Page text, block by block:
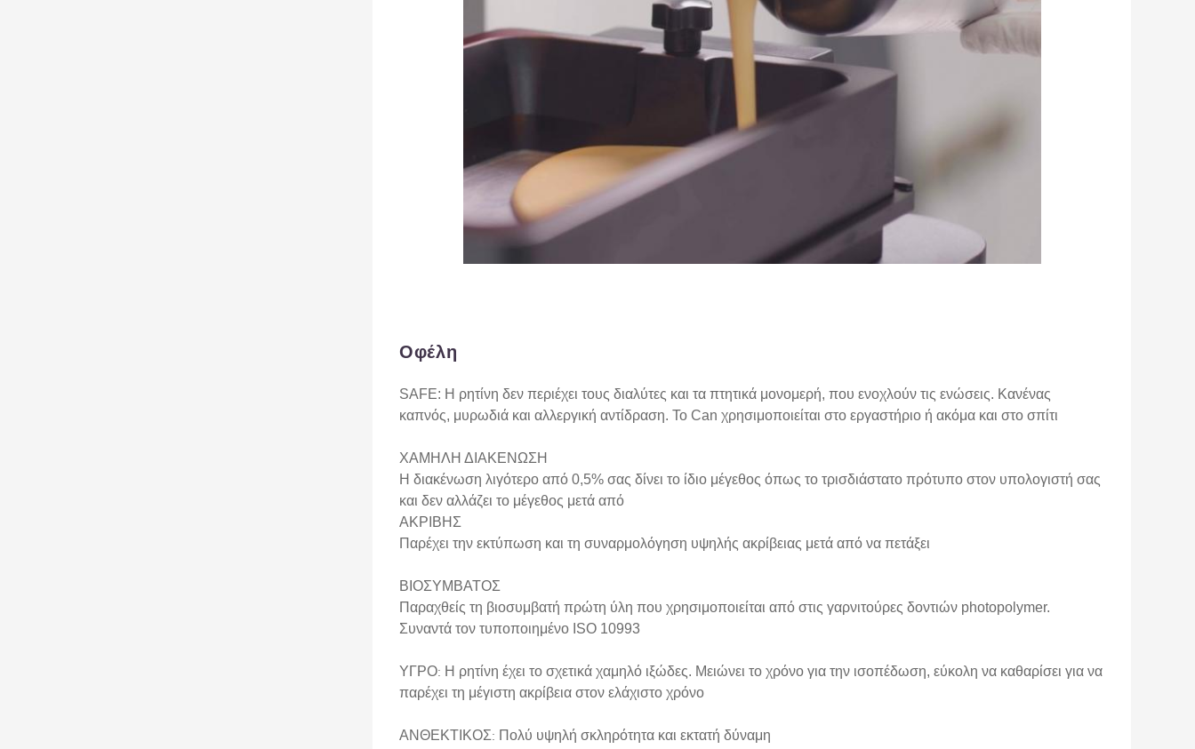
Οφέλη
SAFE: Η ρητίνη δεν περιέχει τους διαλύτες και τα πτητικά μονομερή, που ενοχλούν τις ενώσεις. Κανένας
καπνός, μυρωδιά και αλλεργική αντίδραση. Το Сan χρησιμοποιείται στο εργαστήριο ή ακόμα και στο σπίτι
ΧΑΜΗΛΗ ΔΙΑΚΕΝΩΣΗ
Η διακένωση λιγότερο από 0,5% σας δίνει το ίδιο μέγεθος όπως το τρισδιάστατο πρότυπο στον υπολογιστή σας
και δεν αλλάζει το μέγεθος μετά από
ΑΚΡΙΒΗΣ
Παρέχει την εκτύπωση και τη συναρμολόγηση υψηλής ακρίβειας μετά από να πετάξει
ΒΙΟΣΥΜΒΑΤΟΣ
Παραχθείς τη βιοσυμβατή πρώτη ύλη που χρησιμοποιείται από στις γαρνιτούρες δοντιών photopolymer.
Συναντά τον τυποποιημένο ISO 10993
ΥΓΡΟ: Η ρητίνη έχει το σχετικά χαμηλό ιξώδες. Μειώνει το χρόνο για την ισοπέδωση, εύκολη να καθαρίσει για να
παρέχει τη μέγιστη ακρίβεια στον ελάχιστο χρόνο
ΑΝΘΕΚΤΙΚΟΣ: Πολύ υψηλή σκληρότητα και εκτατή δύναμη